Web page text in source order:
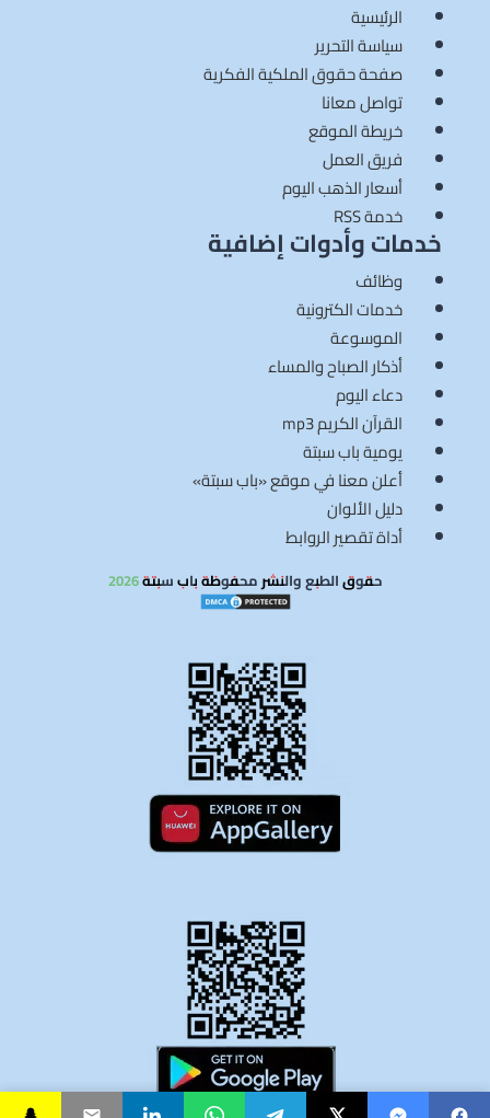
الرئيسية
سياسة التحرير
صفحة حقوق الملكية الفكرية
تواصل معانا
خريطة الموقع
فريق العمل
أسعار الذهب اليوم
خدمة RSS
خدمات وأدوات إضافية
وظائف
خدمات الكترونية
الموسوعة
أذكار الصباح والمساء
دعاء اليوم
القرآن الكريم mp3
يومية باب سبتة
أعلن معنا في موقع «باب سبتة»
دليل الألوان
أداة تقصير الروابط
حقوق الطبع والنشر محفوظة باب سبتة 2026